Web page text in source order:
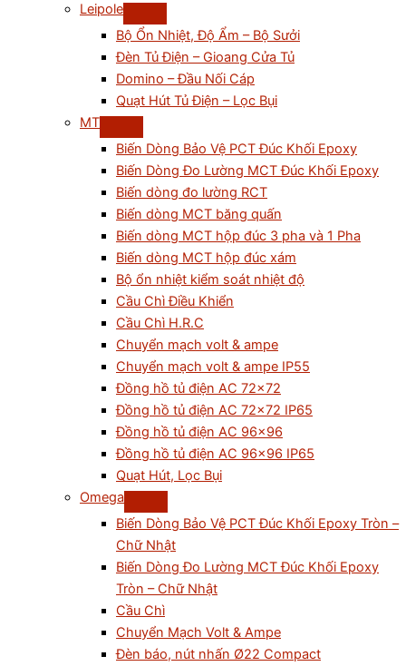
Leipole
Bộ Ổn Nhiệt, Độ Ẩm – Bộ Sưởi
Đèn Tủ Điện – Gioang Cửa Tủ
Domino – Đầu Nối Cáp
Quạt Hút Tủ Điện – Lọc Bụi
MT
Biến Dòng Bảo Vệ PCT Đúc Khối Epoxy
Biến Dòng Đo Lường MCT Đúc Khối Epoxy
Biến dòng đo lường RCT
Biến dòng MCT băng quấn
Biến dòng MCT hộp đúc 3 pha và 1 Pha
Biến dòng MCT hộp đúc xám
Bộ ổn nhiệt kiểm soát nhiệt độ
Cầu Chì Điều Khiển
Cầu Chì H.R.C
Chuyển mạch volt & ampe
Chuyển mạch volt & ampe IP55
Đồng hồ tủ điện AC 72×72
Đồng hồ tủ điện AC 72×72 IP65
Đồng hồ tủ điện AC 96×96
Đồng hồ tủ điện AC 96×96 IP65
Quạt Hút, Lọc Bụi
Omega
Biến Dòng Bảo Vệ PCT Đúc Khối Epoxy Tròn –
Chữ Nhật
Biến Dòng Đo Lường MCT Đúc Khối Epoxy
Tròn – Chữ Nhật
Cầu Chì
Chuyển Mạch Volt & Ampe
Đèn báo, nút nhấn Ø22 Compact